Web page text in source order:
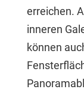
erreichen.
inneren
können